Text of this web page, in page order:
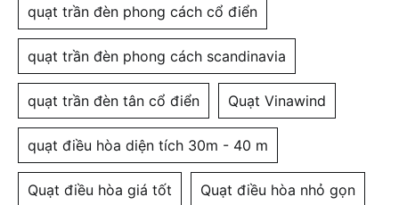
quạt trần đèn phong cách cổ điển
quạt trần đèn phong cách scandinavia
quạt trần đèn tân cổ điển Quạt Vinawind
quạt điều hòa diện tích 30m - 40 m
Quạt điều hòa giá tốt Quạt điều hòa nhỏ gọn